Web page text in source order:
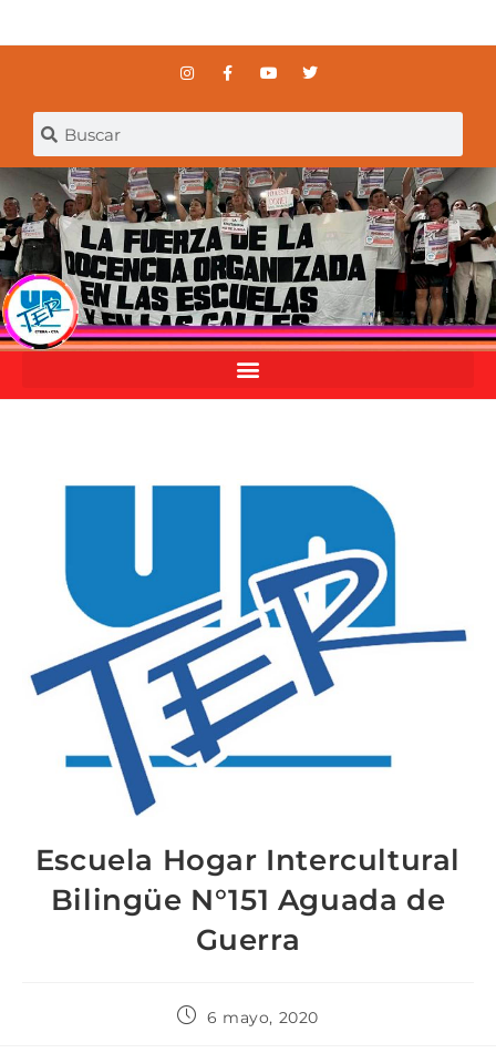
Escuela Hogar Intercultural
Bilingüe N°151 Aguada de
Guerra
6 mayo, 2020